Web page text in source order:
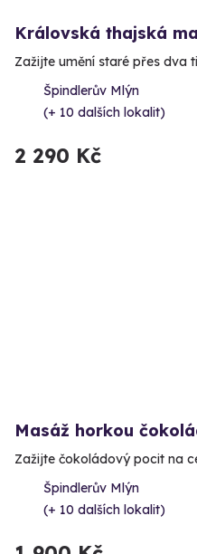
Královská thajská
Zažijte umění staré přes dva
Špindlerův Mlýn
(+ 10 dalších lokalit)
2 290 Kč
Masáž horkou
Zažijte čokoládový pocit na
Špindlerův Mlýn
(+ 10 dalších lokalit)